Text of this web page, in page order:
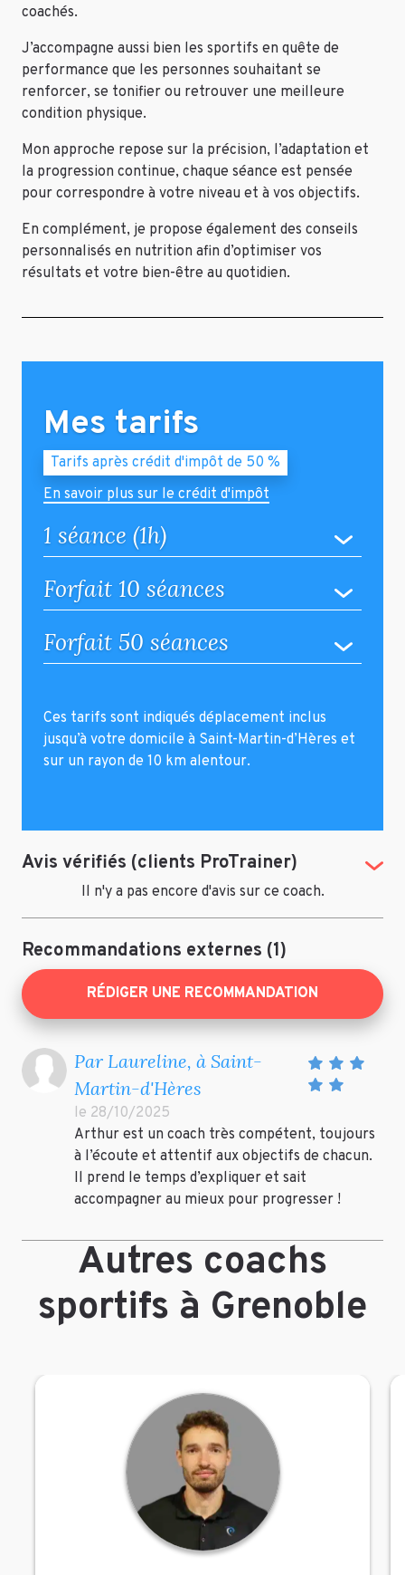
coachés.
J’accompagne aussi bien les sportifs en quête de
performance que les personnes souhaitant se
renforcer, se tonifier ou retrouver une meilleure
condition physique.
Mon approche repose sur la précision, l’adaptation et
la progression continue, chaque séance est pensée
pour correspondre à votre niveau et à vos objectifs.
En complément, je propose également des conseils
personnalisés en nutrition afin d’optimiser vos
résultats et votre bien-être au quotidien.
Mes tarifs
Tarifs après crédit d'impôt de 50 %
En savoir plus sur le crédit d'impôt
1 séance (1h)
Forfait 10 séances
Forfait 50 séances
Ces tarifs sont indiqués déplacement inclus
jusqu’à votre domicile à Saint-Martin-d’Hères et
sur un rayon de 10 km alentour.
Avis vérifiés (clients ProTrainer)
Il n'y a pas encore d'avis sur ce coach.
Recommandations externes (1)
RÉDIGER UNE RECOMMANDATION
Par Laureline, à Saint-
Martin-d'Hères
le 28/10/2025
Arthur est un coach très compétent, toujours
à l’écoute et attentif aux objectifs de chacun.
Il prend le temps d’expliquer et sait
accompagner au mieux pour progresser !
Autres coachs
sportifs à Grenoble